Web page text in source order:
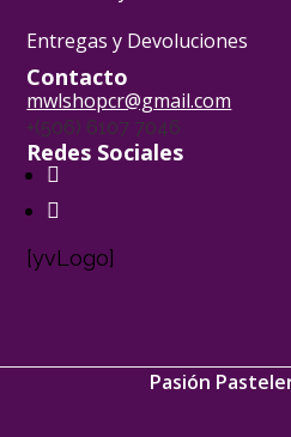
Entregas y Devoluciones
Contacto
mwlshopcr@gmail.com
+(506) 6107 7046
Redes Sociales
[yvLogo]
Pasión